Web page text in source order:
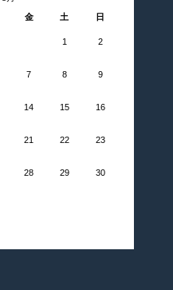
金 土 日
1 2
7 8 9
14 15 16
21 22 23
28 29 30